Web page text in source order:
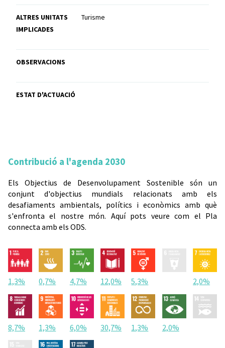
ALTRES UNITATS
IMPLICADES
Turisme
OBSERVACIONS
ESTAT D'ACTUACIÓ
Contribució a l'agenda 2030
Els Objectius de Desenvolupament Sostenible són un
conjunt d'objectius mundials relacionats amb els
desafiaments ambientals, polítics i econòmics amb què
s'enfronta el nostre món. Aquí pots veure com el Pla
connecta amb els ODS.
1,3% 0,7% 4,7% 12,0% 5,3% 2,0%
8,7% 1,3% 6,0% 30,7% 1,3% 2,0%